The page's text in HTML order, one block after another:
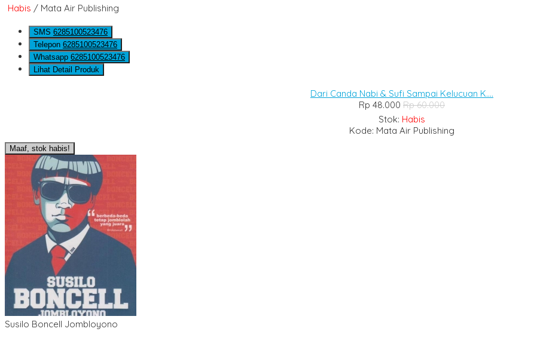
Habis / Mata Air Publishing
SMS 6285100523476
Telepon 6285100523476
Whatsapp 6285100523476
Lihat Detail Produk
Dari Canda Nabi & Sufi Sampai Kelucuan K....
Rp 48.000 Rp 60.000
Stok: Habis
Kode: Mata Air Publishing
Maaf, stok habis!
Susilo Boncell Jombloyono